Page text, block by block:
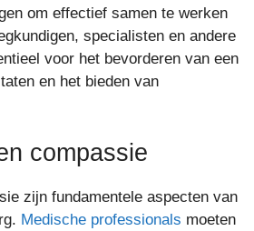
om effectief samen te werken
specialisten en andere
voor het bevorderen van een
en het bieden van
compassie
zijn fundamentele aspecten van
Medische professionals moeten